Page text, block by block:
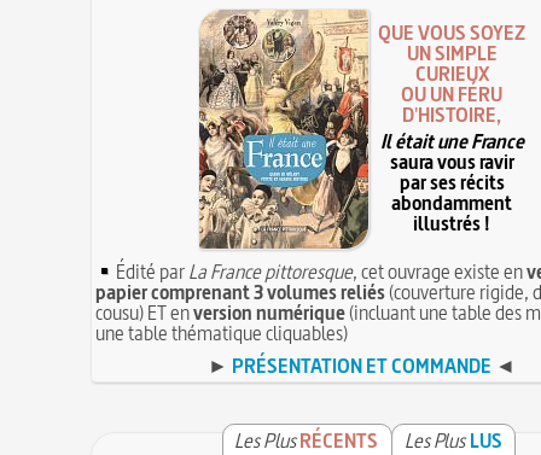
QUE VOUS SOYEZ
UN SIMPLE
CURIEUX
OU UN FÉRU
D'HISTOIRE,
Il était une France
saura vous ravir
par ses récits
abondamment
illustrés !
Édité parLa France pittoresque, cet ouvrage existe en
papier comprenant 3 volumes reliés(couverture rigide,
cousu) ET enversion numérique(incluant une table des
une table thématique cliquables)
► PRÉSENTATION ET COMMANDE ◄
Les PlusRÉCENTS Les Plus LUS